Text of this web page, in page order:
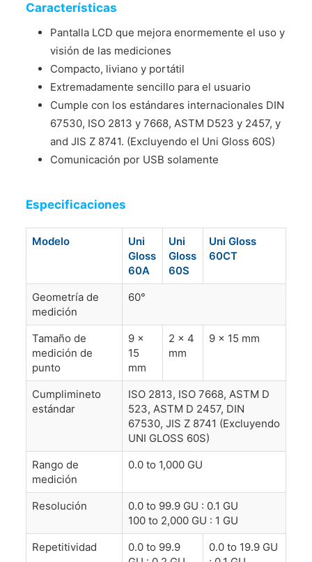
Características
Pantalla LCD que mejora enormemente el uso y
visión de las mediciones
Compacto, liviano y portátil
Extremadamente sencillo para el usuario
Cumple con los estándares internacionales DIN
67530, ISO 2813 y 7668, ASTM D523 y 2457, y
and JIS Z 8741. (Excluyendo el Uni Gloss 60S)
Comunicación por USB solamente
Especificaciones
Modelo
Uni
Gloss
60A
Uni
Gloss
60S
Uni Gloss
60CT
Geometría de
medición
60°
Tamaño de
medición de
punto
9 ×
15
mm
2 × 4
mm
9 × 15 mm
Cumplimineto
estándar
ISO 2813, ISO 7668, ASTM D
523, ASTM D 2457, DIN
67530, JIS Z 8741 (Excluyendo
UNI GLOSS 60S)
Rango de
medición
0.0 to 1,000 GU
Resolución
0.0 to 99.9 GU : 0.1 GU
100 to 2,000 GU : 1 GU
Repetitividad
0.0 to 99.9
0.0 to 19.9 GU